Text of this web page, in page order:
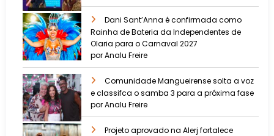
Dani Sant’Anna é confirmada como
Rainha de Bateria da Independentes de
Olaria para o Carnaval 2027
por Analu Freire
Comunidade Mangueirense solta a voz
e classifca o samba 3 para a próxima fase
por Analu Freire
Projeto aprovado na Alerj fortalece